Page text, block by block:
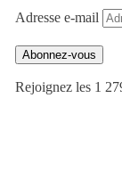
Adresse e-mail
Abonnez-vous
Rejoignez les 1